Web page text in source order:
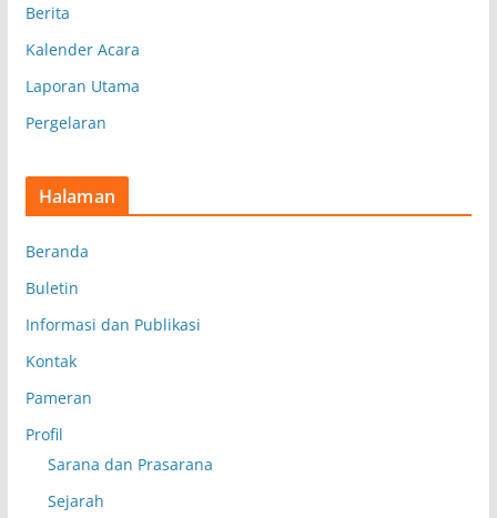
Berita
Kalender Acara
Laporan Utama
Pergelaran
Halaman
Beranda
Buletin
Informasi dan Publikasi
Kontak
Pameran
Profil
Sarana dan Prasarana
Sejarah